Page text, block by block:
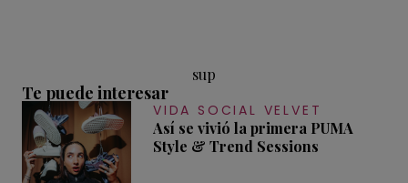
sup
Te puede interesar
VIDA SOCIAL VELVET
Así se vivió la primera PUMA
Style & Trend Sessions